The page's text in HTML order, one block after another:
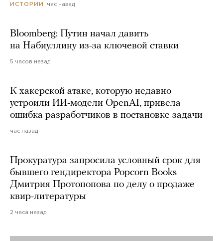
ИСТОРИИ час назад
Bloomberg: Путин начал давить
на Набиуллину из-за ключевой ставки
5 часов назад
К хакерской атаке, которую недавно
устроили ИИ-модели OpenAI, привела
ошибка разработчиков в постановке задачи
час назад
Прокуратура запросила условный срок для
бывшего гендиректора Popcorn Books
Дмитрия Протопопова по делу о продаже
квир-литературы
2 часа назад